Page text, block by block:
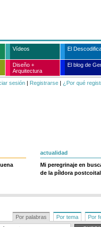
Vídeos El
Diseño +
Arquitectura
El blog de
sesión | Registrarse | ¿Por qué
actualidad
Mi peregrinaje en
de la píldora postcoital
Por palabras Por tema Por